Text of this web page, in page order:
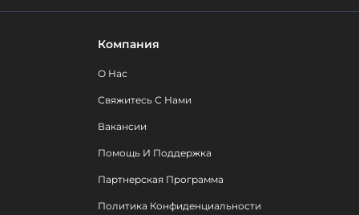
Компания
О Нас
Свяжитесь С Нами
Вакансии
Помощь И Поддержка
Партнерская Программа
Политика Конфиденциальности